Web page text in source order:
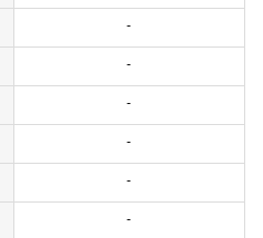
-
-
-
-
-
-